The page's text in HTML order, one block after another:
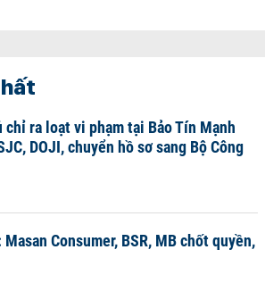
chỉ ra loạt vi phạm tại Bảo Tín Mạnh
DOJI, chuyển hồ sơ sang Bộ Công
Consumer, BSR, MB chốt quyền,